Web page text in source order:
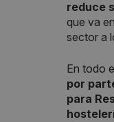
reduce
que va
sector a
En todo
por
para